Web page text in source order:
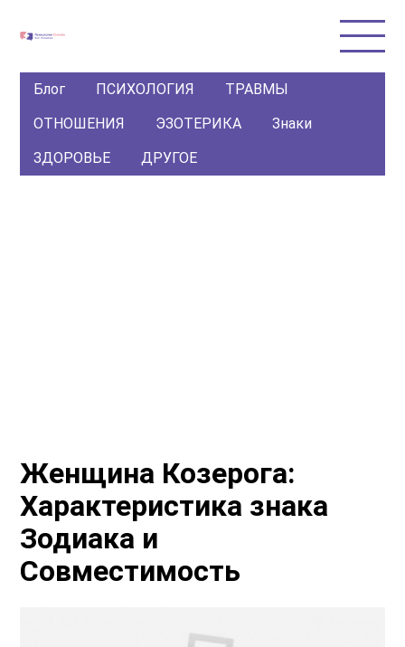
Блог ПСИХОЛОГИЯ
ТРАВМЫ
ОТНОШЕНИЯ
ЭЗОТЕРИКА
Знаки
ЗДОРОВЬЕ
ДРУГОЕ
Женщина Козерога:
Характеристика знака
Зодиака и
Совместимость